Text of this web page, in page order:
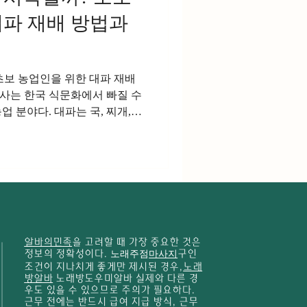
재배 방법과
농업인을 위한 대파 재배
는 한국 식문화에서 빠질 수
분야다. 대파는 국, 찌개,
파농사의 특징 대파는 백색
용하는 채소로 시장 수요가
품종에 따라 차이가 있지
정도 소요된다. 연중 생산
알바의민족을 고려할 때 가장 중요한 것은
정보의 정확성이다. 노래주점 마사지 구인
조건이 지나치게 좋게만 제시된 경우, 노래
방알바 노래방도우미알바 실제와 다른 경
우도 있을 수 있으므로 주의가 필요하다.
근무 전에는 반드시 급여 지급 방식, 근무